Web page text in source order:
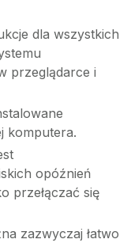
dla wszystkich
przeglądarce i
komputera.
opóźnień
przełączać się
zazwyczaj łatwo